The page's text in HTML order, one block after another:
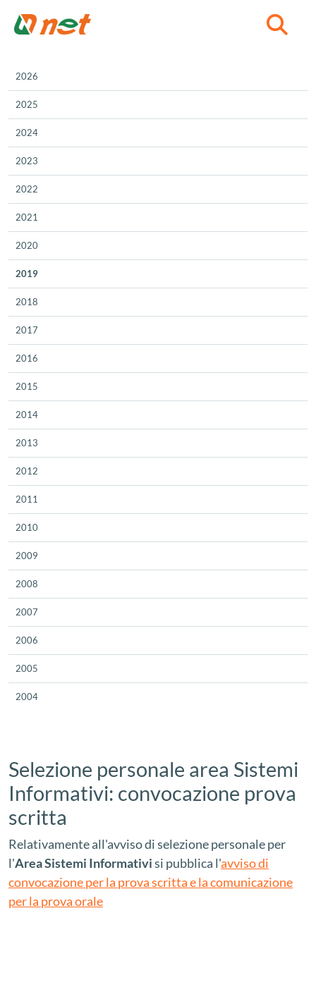
2026
2025
2024
2023
2022
2021
2020
2019
2018
2017
2016
2015
2014
2013
2012
2011
2010
2009
2008
2007
2006
2005
2004
Selezione personale area Sistemi
Informativi: convocazione prova
scritta
Relativamente all'avviso di selezione personale per
l'Area Sistemi Informativisi pubblica l'avviso di
convocazione per la prova scritta e la comunicazione
per la prova orale